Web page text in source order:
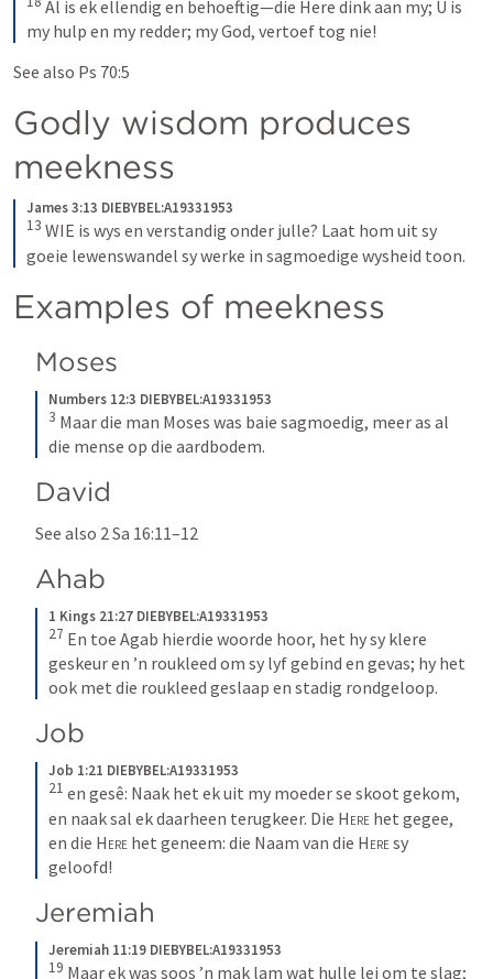
Al is ek ellendig en behoeftig—die Here dink aan my; U is
my hulp en my redder; my God, vertoef tog nie!
See also Ps 70:5
Godly wisdom produces
meekness
James 3:13 DIEBYBEL:A19331953
13 WIE is wys en verstandig onder julle? Laat hom uit sy
goeie lewenswandel sy werke in sagmoedige wysheid toon.
Examples of meekness
Moses
Numbers 12:3 DIEBYBEL:A19331953
3 Maar die man Moses was baie sagmoedig, meer as al
die mense op die aardbodem.
David
See also 2 Sa 16:11–12
Ahab
1 Kings 21:27 DIEBYBEL:A19331953
27 En toe Agab hierdie woorde hoor, het hy sy klere
geskeur en ’n roukleed om sy lyf gebind en gevas; hy het
ook met die roukleed geslaap en stadig rondgeloop.
Job
Job 1:21 DIEBYBEL:A19331953
21 en gesê: Naak het ek uit my moeder se skoot gekom,
en naak sal ek daarheen terugkeer. Die Here het gegee,
en die Here het geneem: die Naam van die Here sy
geloofd!
Jeremiah
Jeremiah 11:19 DIEBYBEL:A19331953
19 Maar ek was soos ’n mak lam wat hulle lei om te slag;